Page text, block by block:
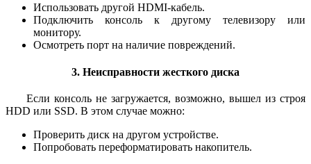
Использовать другой HDMI-кабель.
Подключить консоль к другому телевизору или
монитору.
Осмотреть порт на наличие повреждений.
3. Неисправности жесткого диска
Если консоль не загружается, возможно, вышел из строя
HDD или SSD. В этом случае можно:
Проверить диск на другом устройстве.
Попробовать переформатировать накопитель.